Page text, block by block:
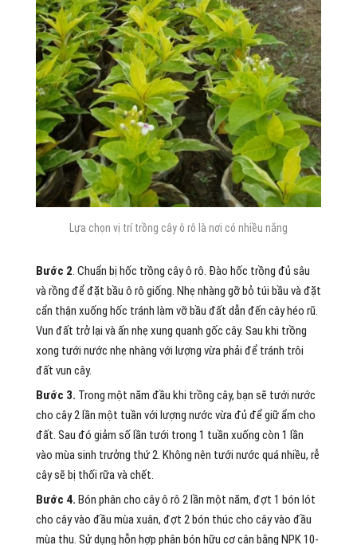
Lựa chọn vị trí trồng cây ô rô là nơi có nhiều nắng
Bước 2. Chuẩn bị hốc trồng cây ô rô. Đào hốc trồng đủ sâu
và rồng để đặt bầu ô rô giống. Nhẹ nhàng gỡ bỏ túi bầu và đặt
cẩn thận xuống hốc tránh làm vỡ bầu đất dẫn đến cây héo rũ.
Vun đất trở lại và ấn nhẹ xung quanh gốc cây. Sau khi trồng
xong tưới nước nhẹ nhàng với lượng vừa phải để tránh trôi
đất vun cây.
Bước 3. Trong một năm đầu khi trồng cây, bạn sẽ tưới nước
cho cây 2 lần một tuần với lượng nước vừa đủ để giữ ẩm cho
đất. Sau đó giảm số lần tưới trong 1 tuần xuống còn 1 lần
vào mùa sinh trưởng thứ 2. Không nên tưới nước quá nhiều, rễ
cây sẽ bị thối rữa và chết.
Bước 4. Bón phân cho cây ô rô 2 lần một năm, đợt 1 bón lót
cho cây vào đầu mùa xuân, đợt 2 bón thúc cho cây vào đầu
mùa thu. Sử dụng hỗn hợp phân bón hữu cơ cân bằng NPK 10-